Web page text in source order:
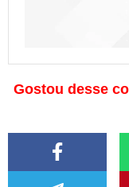
Gostou desse